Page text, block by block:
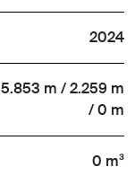
2024
5.853 m / 2.259 m
/ 0 m
0 m³